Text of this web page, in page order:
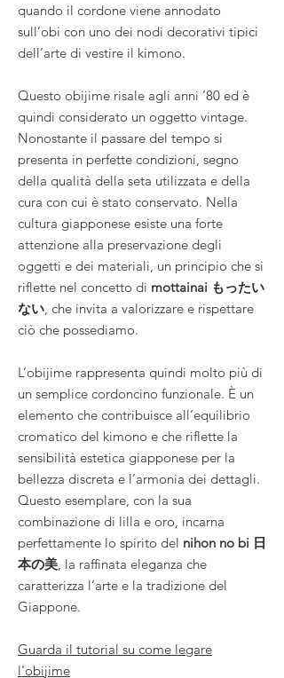
quando il cordone viene annodato
sull’obi con uno dei nodi decorativi tipici
dell’arte di vestire il kimono.
Questo obijime risale agli anni ’80 ed è
quindi considerato un oggetto vintage.
Nonostante il passare del tempo si
presenta in perfette condizioni, segno
della qualità della seta utilizzata e della
cura con cui è stato conservato. Nella
cultura giapponese esiste una forte
attenzione alla preservazione degli
oggetti e dei materiali, un principio che si
riflette nel concetto di mottainai もったい
ない, che invita a valorizzare e rispettare
ciò che possediamo.
L’obijime rappresenta quindi molto più di
un semplice cordoncino funzionale. È un
elemento che contribuisce all’equilibrio
cromatico del kimono e che riflette la
sensibilità estetica giapponese per la
bellezza discreta e l’armonia dei dettagli.
Questo esemplare, con la sua
combinazione di lilla e oro, incarna
perfettamente lo spirito del nihon no bi 日
本の美, la raffinata eleganza che
caratterizza l’arte e la tradizione del
Giappone.
Guarda il tutorial su come legare
l'obijime